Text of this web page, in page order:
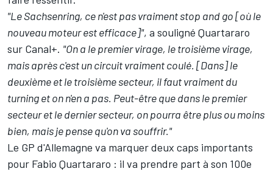
"Le Sachsenring, ce n'est pas vraiment stop and go [où le
nouveau moteur est efficace]", a souligné Quartararo
sur Canal+. "On a le premier virage, le troisième virage,
mais après c'est un circuit vraiment coulé. [Dans] le
deuxième et le troisième secteur, il faut vraiment du
turning et on n'en a pas. Peut-être que dans le premier
secteur et le dernier secteur, on pourra être plus ou moins
bien, mais je pense qu'on va souffrir."
Le GP d'Allemagne va marquer deux caps importants
pour Fabio Quartararo : il va prendre part à son 100e